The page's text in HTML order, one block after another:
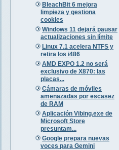
BleachBit 6 mejora
limpieza y gestiona
cookies
Windows 11 dejará pausar
actualizaciones sin límite
Linux 7.1 acelera NTFS y
retira los i486
AMD EXPO 1.2 no será
exclusivo de X870: las
placas...
Cámaras de móviles
amenazadas por escasez
de RAM
Aplicación Vibing.exe de
Microsoft Store
presuntam...
Google prepara nuevas
voces para Gemini